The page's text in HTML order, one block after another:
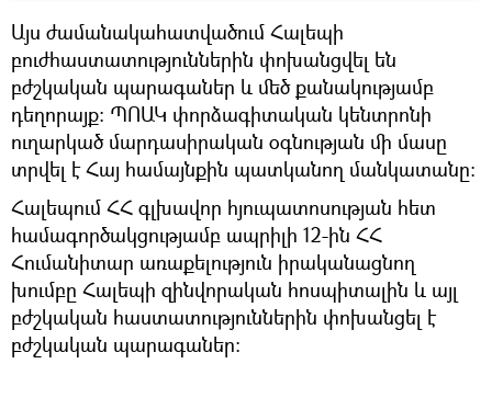
Այս ժամանակահատվածում Հալեպի
բուժհաստատություններին փոխանցվել են
բժշկական պարագաներ և մեծ քանակությամբ
դեղորայք: ՊՈԱԿ փորձագիտական կենտրոնի
ուղարկած մարդասիրական օգնության մի մասը
տրվել է Հայ համայնքին պատկանող մանկատանը:
Հալեպում ՀՀ գլխավոր հյուպատոսության հետ
համագործակցությամբ ապրիլի 12-ին ՀՀ
Հումանիտար առաքելություն իրականացնող
խումբը Հալեպի զինվորական հոսպիտալին և այլ
բժշկական հաստատություններին փոխանցել է
բժշկական պարագաներ։